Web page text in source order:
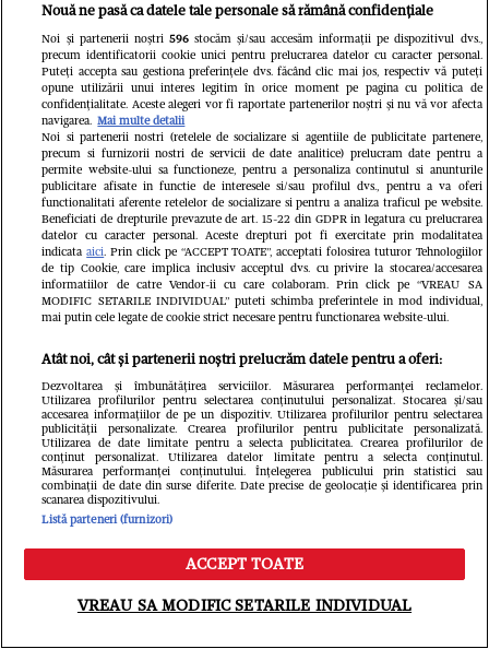
Când adorm în cele din urmă, au parte de
un somn tensionat, superficial, populat de
vise agitate. Ce e de făcut în astfel de
situații? Soluția nu este să îți spui să nu te
mai gândești. Asta ar fi una dintre cele mai
ineficiente instrucțiuni. Ideal ar fi să îți
creezi un ritual de seară, care să ofere minții
un canal de descărcare înainte de culcare.
Nu ai un ritual de descărcare
înainte de somn
În cazul în care nu ți s-a întâmplat ție, cu
siguranță ai auzit cum pe alții copii îi
puneau bunicii să își spună rugăciunea
înainte de culcare. Sau ai văzut chiar adulții
din familie făcând asta. Poate te-ai amuzat
Meniu Caută
Nouă ne pasă ca datele tale personale să rămână confidențiale
Noi și partenerii noștri 596stocăm și/sau accesăm informații pe dispozitivul dvs.,
precum identificatorii cookie unici pentru prelucrarea datelor cu caracter personal.
Puteți accepta sau gestiona preferințele dvs. făcând clic mai jos, respectiv vă puteți
opune utilizării unui interes legitim în orice moment pe pagina cu politica de
confidențialitate. Aceste alegeri vor fi raportate partenerilor noștri și nu vă vor afecta
navigarea. Mai multe detalii
Noi si partenerii nostri (retelele de socializare si agentiile de publicitate partenere,
precum si furnizorii nostri de servicii de date analitice) prelucram date pentru a
permite website-ului sa functioneze, pentru a personaliza continutul si anunturile
publicitare afisate in functie de interesele si/sau profilul dvs., pentru a va oferi
functionalitati aferente retelelor de socializare si pentru a analiza traficul pe website.
Beneficiati de drepturile prevazute de art. 15-22 din GDPR in legatura cu prelucrarea
datelor cu caracter personal. Aceste drepturi pot fi exercitate prin modalitatea
indicataaici. Prin click pe “ACCEPT TOATE”, acceptati folosirea tuturor Tehnologiilor
de tip Cookie, care implica inclusiv acceptul dvs. cu privire la stocarea/accesarea
informatiilor de catre Vendor-ii cu care colaboram. Prin click pe “VREAU SA
MODIFIC SETARILE INDIVIDUAL” puteti schimba preferintele in mod individual,
mai putin cele legate de cookie strict necesare pentru functionarea website-ului.
Atât noi, cât și partenerii noștri prelucrăm datele pentru a oferi:
Dezvoltarea și îmbunătățirea serviciilor. Măsurarea performanței reclamelor.
Utilizarea profilurilor pentru selectarea conținutului personalizat. Stocarea și/sau
accesarea informațiilor de pe un dispozitiv. Utilizarea profilurilor pentru selectarea
publicității personalizate. Crearea profilurilor pentru publicitate personalizată.
Utilizarea de date limitate pentru a selecta publicitatea. Crearea profilurilor de
conținut personalizat. Utilizarea datelor limitate pentru a selecta conținutul.
Măsurarea performanței conținutului. Înțelegerea publicului prin statistici sau
combinații de date din surse diferite. Date precise de geolocație și identificarea prin
scanarea dispozitivului.
Listă parteneri (furnizori)
ACCEPT TOATE
VREAU SA MODIFIC SETARILE INDIVIDUAL